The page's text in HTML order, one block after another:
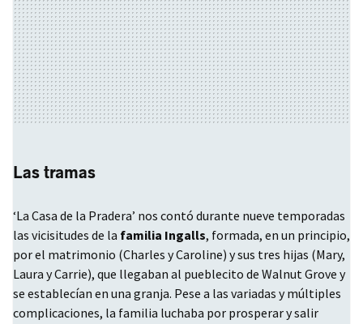
Las tramas
‘La Casa de la Pradera’ nos contó durante nueve temporadas
las vicisitudes de la familia Ingalls, formada, en un principio,
por el matrimonio (Charles y Caroline) y sus tres hijas (Mary,
Laura y Carrie), que llegaban al pueblecito de Walnut Grove y
se establecían en una granja. Pese a las variadas y múltiples
complicaciones, la familia luchaba por prosperar y salir